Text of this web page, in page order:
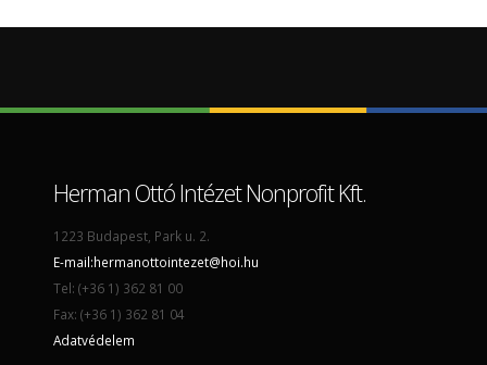
Herman Ottó Intézet Nonprofit Kft.
1223 Budapest, Park u. 2.
E-mail:hermanottointezet@hoi.hu
Tel: (+36 1) 362 81 00
Fax: (+36 1) 362 81 04
Adatvédelem